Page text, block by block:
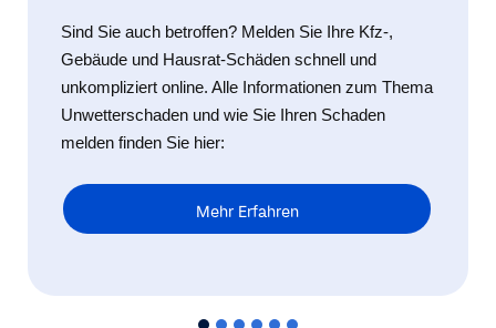
Sind Sie auch betroffen? Melden Sie Ihre Kfz-,
Gebäude und Hausrat-Schäden schnell und
unkompliziert online. Alle Informationen zum Thema
Unwetterschaden und wie Sie Ihren Schaden
melden finden Sie hier:
Mehr Erfahren